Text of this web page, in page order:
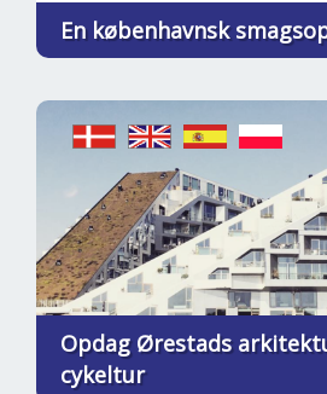
En københavnsk
Opdag Ørestads
cykeltur